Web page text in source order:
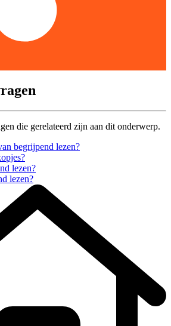
die gerelateerd zijn aan dit onderwerp.
begrijpend lezen?
lezen?
lezen?